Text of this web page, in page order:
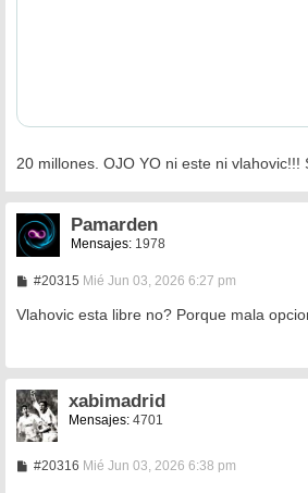
20 millones. OJO YO ni este ni vlahovic!!!
Pamarden
Mensajes: 1978
#20315M
n
s
e
Mié Jun 03, 2026 6:27 pm
Vlahovic esta libre no? Porque mala
xabimadrid
Mensajes:4701
#20316MMié Jun 03, 2026 6:38 pm